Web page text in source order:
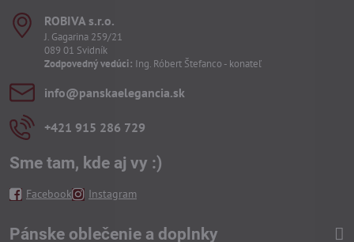
ROBIVA s​.r​.o​.
J. Gagarina 259/21
089 01 Svidník
Zodpovedný vedúci: Ing. Róbert Štefanco - konateľ
info​@panskaelegancia​.sk
+421 915 286 729
Sme tam, kde aj vy :)
Facebook Instagram
Pánske oblečenie a doplnky